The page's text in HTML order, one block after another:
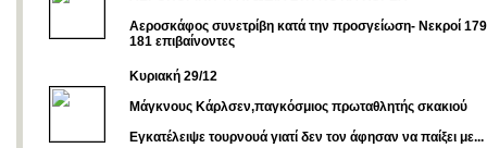
Αεροσκάφος συνετρίβη κατά την προσγείωση- Νεκροί
181 επιβαίνοντες
Κυριακή 29/12
Μάγκνους Κάρλσεν,παγκόσμιος πρωταθλητής σκακιού
Eγκατέλειψε τουρνουά γιατί δεν τον άφησαν να παίξει με...